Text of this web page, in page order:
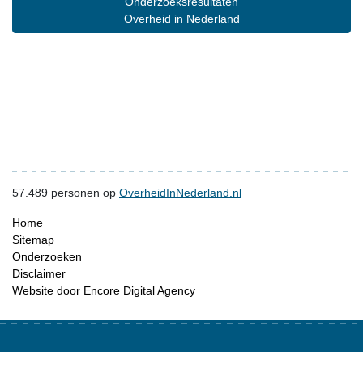
Overheid in Nederland
57.489 personen op OverheidInNederland.nl
Home
Sitemap
Onderzoeken
Disclaimer
Website door Encore Digital Agency